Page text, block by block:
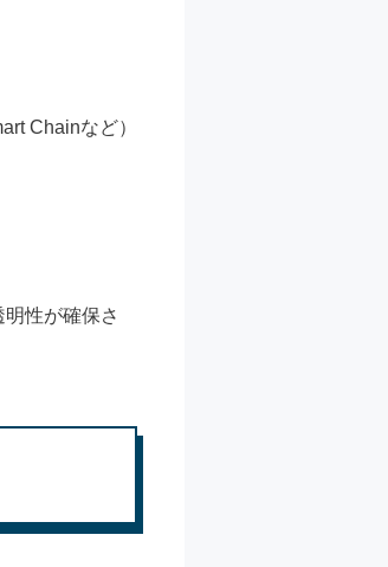
Chainなど）
性が確保さ